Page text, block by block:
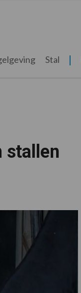
Stal
stallen